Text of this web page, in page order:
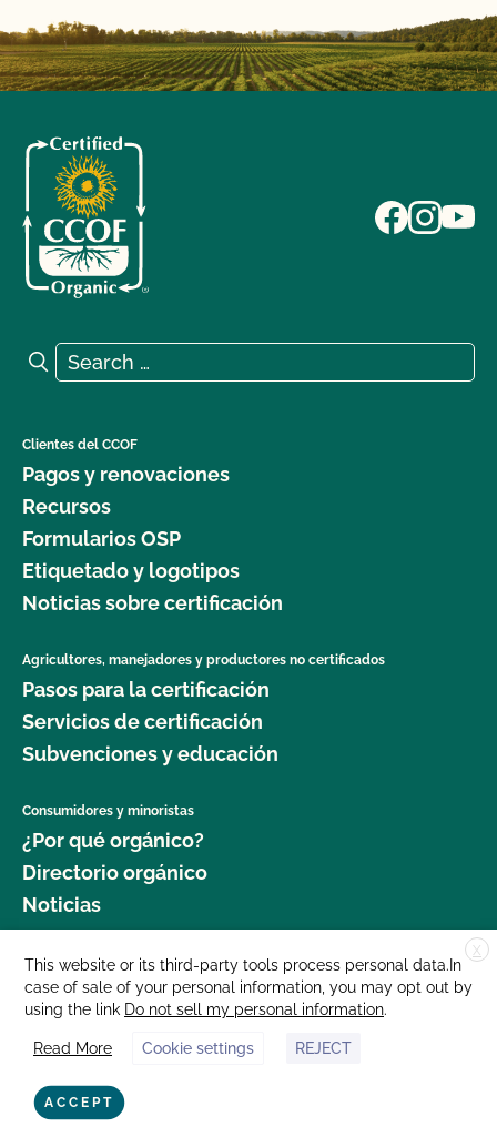
Search for:
Search
Clientes del CCOF
Pagos y renovaciones
Recursos
Formularios OSP
Etiquetado y logotipos
Noticias sobre certificación
Agricultores, manejadores y productores no certificados
Pasos para la certificación
Servicios de certificación
Subvenciones y educación
Consumidores y minoristas
¿Por qué orgánico?
Directorio orgánico
Noticias
Donar
Carreras profesionales
Sala de prensa
Contáctenos
877 Cedar Street, Suite 248, Santa Cruz, CA 95060 © 2025 CCOF.org
X
This website or its third-party tools process personal data.In
case of sale of your personal information, you may opt out by
using the link Do not sell my personal information.
Read More Cookie settings REJECT
ACCEPT